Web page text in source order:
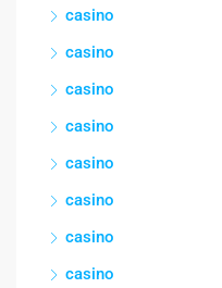
casino
casino
casino
casino
casino
casino
casino
casino